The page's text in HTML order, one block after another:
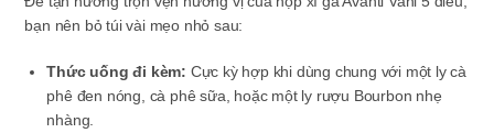
bạn nên bỏ túi vài mẹo nhỏ sau:
Thức uống đi kèm: Cực kỳ hợp khi dùng chung với một ly cà
phê đen nóng, cà phê sữa, hoặc một ly rượu Bourbon nhẹ
nhàng.